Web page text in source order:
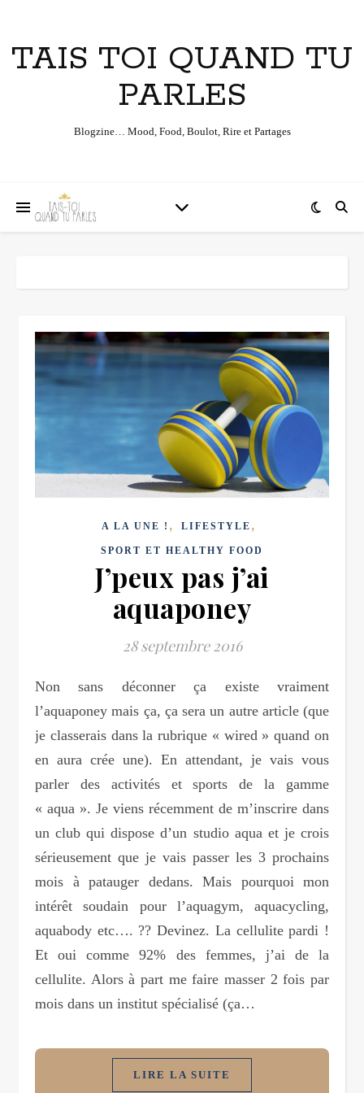
TAIS TOI QUAND TU
PARLES
Blogzine… Mood, Food, Boulot, Rire et Partages
A LA UNE ! , LIFESTYLE ,
SPORT ET HEALTHY FOOD
J’peux pas j’ai
aquaponey
28 septembre 2016
Non sans déconner ça existe vraiment
l’aquaponey mais ça, ça sera un autre article (que
je classerais dans la rubrique « wired » quand on
en aura crée une). En attendant, je vais vous
parler des activités et sports de la gamme
« aqua ». Je viens récemment de m’inscrire dans
un club qui dispose d’un studio aqua et je crois
sérieusement que je vais passer les 3 prochains
mois à patauger dedans. Mais pourquoi mon
intérêt soudain pour l’aquagym, aquacycling,
aquabody etc…. ?? Devinez. La cellulite pardi !
Et oui comme 92% des femmes, j’ai de la
cellulite. Alors à part me faire masser 2 fois par
mois dans un institut spécialisé (ça…
LIRE LA SUITE